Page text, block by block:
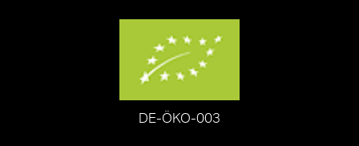
DE-ÖKO-003